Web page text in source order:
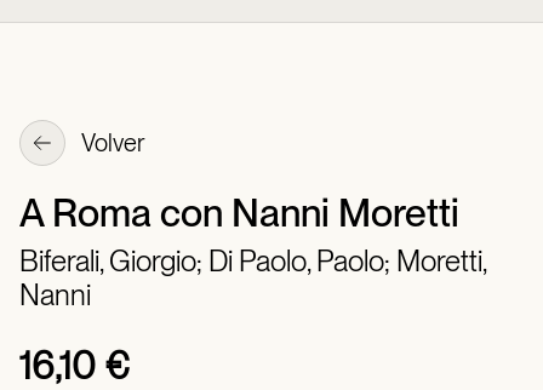
Volver
A Roma con Nanni Moretti
Biferali, Giorgio; Di Paolo, Paolo; Moretti,
Nanni
16,10 €